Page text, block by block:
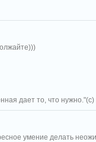
дает то, что нужно."(с)
умение делать